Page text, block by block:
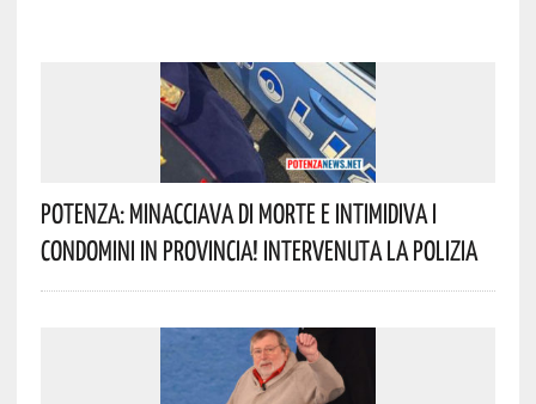
Potenza: Minacciava Di Morte E Intimidiva I
Condomini In Provincia! Intervenuta La Polizia